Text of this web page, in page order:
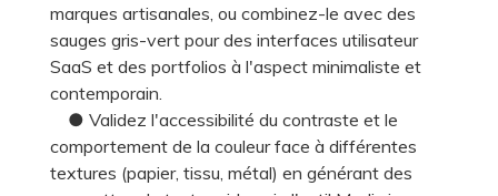
marques artisanales, ou combinez-le avec des
sauges gris-vert pour des interfaces utilisateur
SaaS et des portfolios à l'aspect minimaliste et
contemporain.
● Validez l'accessibilité du contraste et le
comportement de la couleur face à différentes
textures (papier, tissu, métal) en générant des